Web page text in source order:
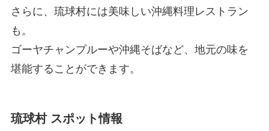
さらに、琉球村には美味しい沖縄料理レストラン
も。
ゴーヤチャンプルーや沖縄そばなど、地元の味を
堪能することができます。
琉球村 スポット情報